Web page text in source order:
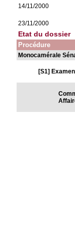
14/11/2000
23/11/2000
Etat du dossier
Procédure
Monocamérale
[S1]